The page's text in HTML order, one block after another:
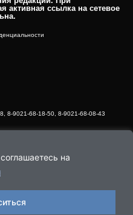
на
активная ссылка на сетевое
8-9021-68-18-50, 8-9021-68-08-43
дом 44, офис 1